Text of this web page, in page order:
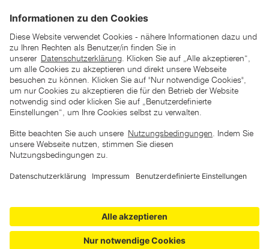
*der "statt"-Preis ist der niedrigste von uns in den letzten 30
Tagen vor Beginn dieser Aktion verlangte Preis
unter den UVP Preisen auf dieser Website sind die
zu verstehen
Copyright © 2026 ZGONC. Alle Rechte vorbehalten.